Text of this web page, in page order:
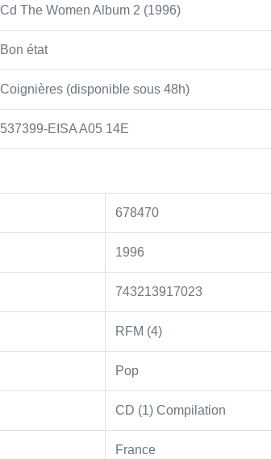
Cd The Women Album 2 (1996)
Bon état
Coignières (disponible sous 48h)
537399-EISA A05 14E
678470
1996
743213917023
RFM (4)
Pop
CD (1) Compilation
France